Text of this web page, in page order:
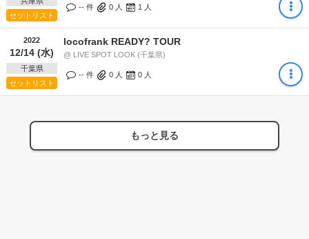
セットリスト
-- 件 0 人 1 人
2022
12/14 (水)
千葉県
セットリスト
locofrank READY? TOUR
@ LIVE SPOT LOOK (千葉県)
-- 件 0 人 0 人
もっと見る